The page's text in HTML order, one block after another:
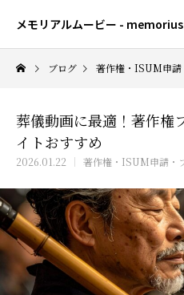
メモリアルムービー - memorius
ブログ 著作権・ISUM申請
葬儀動画に最適！著作権
イトおすすめ
2026.01.22 著作権・ISUM申請・